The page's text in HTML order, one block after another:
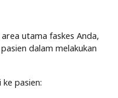
utama faskes Anda,
dalam melakukan
pasien: